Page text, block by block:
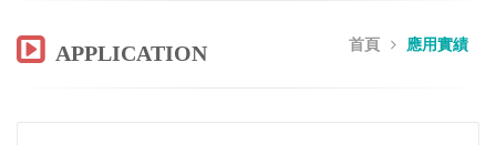
首頁 應用實績
APPLICATION